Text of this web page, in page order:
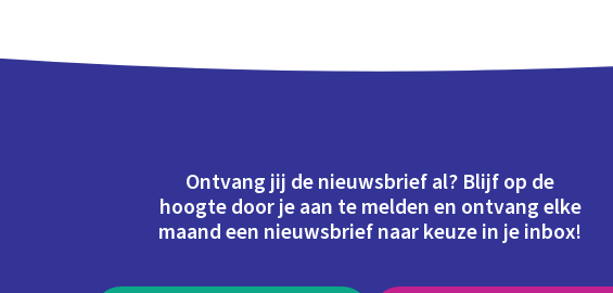
Ontvang jij de nieuwsbrief al? Blijf op de
hoogte door je aan te melden en ontvang elke
maand een nieuwsbrief naar keuze in je inbox!